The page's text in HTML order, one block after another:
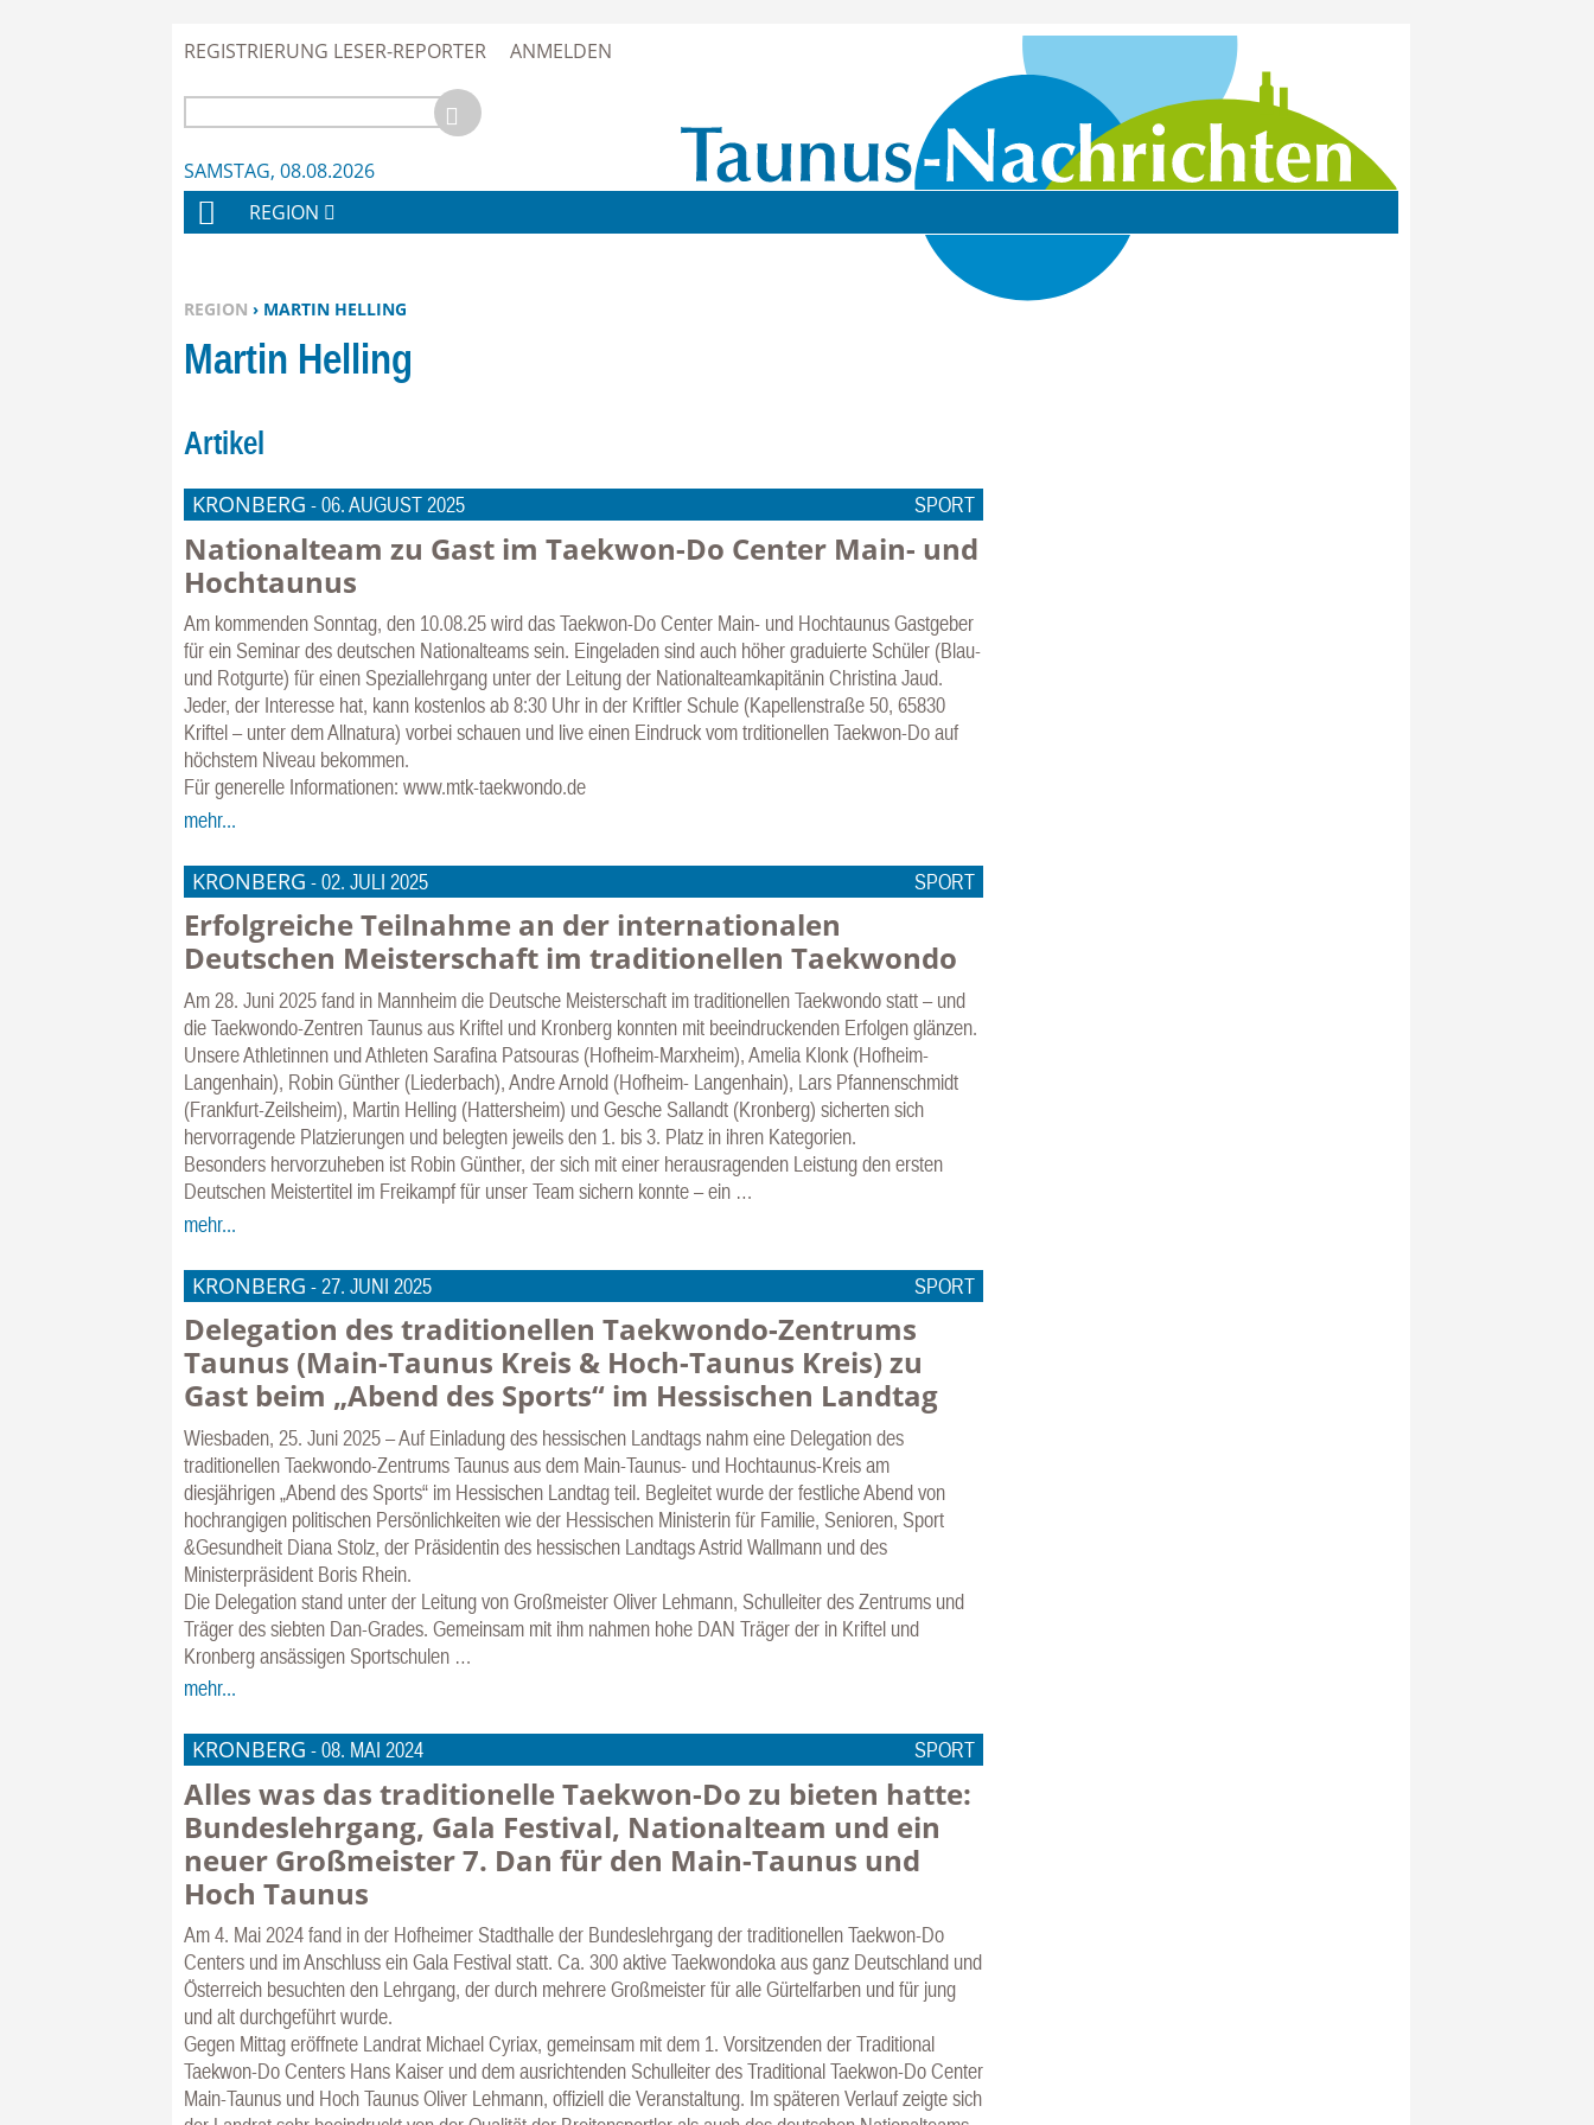
REGISTRIERUNG LESER-REPORTER ANMELDEN
SAMSTAG, 08.08.2026
SIE BEFINDEN SICH HIER:
REGION › MARTIN HELLING
Martin Helling
Artikel
KRONBERG -06. AUGUST 2025 SPORT
Nationalteam zu Gast im Taekwon-Do Center Main- und
Hochtaunus
Am kommenden Sonntag, den 10.08.25 wird das Taekwon-Do Center Main- und Hochtaunus Gastgeber
für ein Seminar des deutschen Nationalteams sein. Eingeladen sind auch höher graduierte Schüler (Blau-
und Rotgurte) für einen Speziallehrgang unter der Leitung der Nationalteamkapitänin Christina Jaud.
Jeder, der Interesse hat, kann kostenlos ab 8:30 Uhr in der Kriftler Schule (Kapellenstraße 50, 65830
Kriftel – unter dem Allnatura) vorbei schauen und live einen Eindruck vom trditionellen Taekwon-Do auf
höchstem Niveau bekommen.
Für generelle Informationen: www.mtk-taekwondo.de
mehr...
KRONBERG -02. JULI 2025 SPORT
Erfolgreiche Teilnahme an der internationalen
Deutschen Meisterschaft im traditionellen Taekwondo
Am 28. Juni 2025 fand in Mannheim die Deutsche Meisterschaft im traditionellen Taekwondo statt – und
die Taekwondo-Zentren Taunus aus Kriftel und Kronberg konnten mit beeindruckenden Erfolgen glänzen.
Unsere Athletinnen und Athleten Sarafina Patsouras (Hofheim-Marxheim), Amelia Klonk (Hofheim-
Langenhain), Robin Günther (Liederbach), Andre Arnold (Hofheim- Langenhain), Lars Pfannenschmidt
(Frankfurt-Zeilsheim), Martin Helling (Hattersheim) und Gesche Sallandt (Kronberg) sicherten sich
hervorragende Platzierungen und belegten jeweils den 1. bis 3. Platz in ihren Kategorien.
Besonders hervorzuheben ist Robin Günther, der sich mit einer herausragenden Leistung den ersten
Deutschen Meistertitel im Freikampf für unser Team sichern konnte – ein …
mehr...
KRONBERG - 27. JUNI 2025 SPORT
Delegation des traditionellen Taekwondo-Zentrums
Taunus (Main-Taunus Kreis & Hoch-Taunus Kreis) zu
Gast beim „Abend des Sports“ im Hessischen Landtag
Wiesbaden, 25. Juni 2025 – Auf Einladung des hessischen Landtags nahm eine Delegation des
traditionellen Taekwondo-Zentrums Taunus aus dem Main-Taunus- und Hochtaunus-Kreis am
diesjährigen „Abend des Sports“ im Hessischen Landtag teil. Begleitet wurde der festliche Abend von
hochrangigen politischen Persönlichkeiten wie der Hessischen Ministerin für Familie, Senioren, Sport
&Gesundheit Diana Stolz, der Präsidentin des hessischen Landtags Astrid Wallmann und des
Ministerpräsident Boris Rhein.
Die Delegation stand unter der Leitung von Großmeister Oliver Lehmann, Schulleiter des Zentrums und
Träger des siebten Dan-Grades. Gemeinsam mit ihm nahmen hohe DAN Träger der in Kriftel und
Kronberg ansässigen Sportschulen …
mehr...
KRONBERG -08. MAI 2024 SPORT
Alles was das traditionelle Taekwon-Do zu bieten hatte:
Bundeslehrgang, Gala Festival, Nationalteam und ein
neuer Großmeister 7. Dan für den Main-Taunus und
Hoch Taunus
Am 4. Mai 2024 fand in der Hofheimer Stadthalle der Bundeslehrgang der traditionellen Taekwon-Do
Centers und im Anschluss ein Gala Festival statt. Ca. 300 aktive Taekwondoka aus ganz Deutschland und
Österreich besuchten den Lehrgang, der durch mehrere Großmeister für alle Gürtelfarben und für jung
und alt durchgeführt wurde.
Gegen Mittag eröffnete Landrat Michael Cyriax, gemeinsam mit dem 1. Vorsitzenden der Traditional
Taekwon-Do Centers Hans Kaiser und dem ausrichtenden Schulleiter des Traditional Taekwon-Do Center
Main-Taunus und Hoch Taunus Oliver Lehmann, offiziell die Veranstaltung. Im späteren Verlauf zeigte sich
H
M
E
REGION